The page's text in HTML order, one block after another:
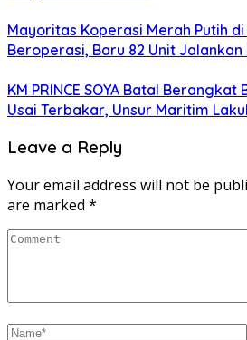
Mayoritas Koperasi Merah Putih
Beroperasi, Baru 82 Unit Jalankan
KM PRINCE SOYA Batal
Usai Terbakar, Unsur Maritim
Leave a Reply
Your email address will not be
are marked *